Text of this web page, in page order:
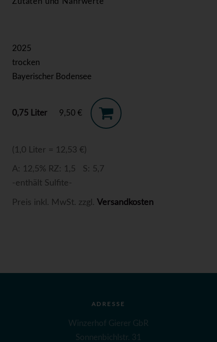
2025
trocken
Bayerischer Bodensee
0,75 Liter 9,50 €
(1,0 Liter = 12,53 €)
A: 12,5% RZ: 1,5 S: 5,7
-enthält Sulfite-
Preis inkl. MwSt. zzgl. Versandkosten
ADRESSE
Winzerhof Gierer GbR
Sonnenbichlstr. 31